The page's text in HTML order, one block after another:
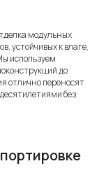
модульных
устойчивых к влаге,
используем
до
отлично переносят
без